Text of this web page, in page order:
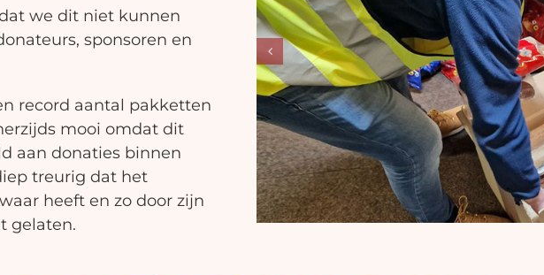
we dit niet kunnen
sponsoren en
record aantal pakketten
mooi omdat dit
aan donaties binnen
treurig dat het
heeft en zo door zijn
gelaten.